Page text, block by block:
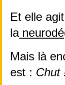
Et elle
la
Mais là
est : Chut